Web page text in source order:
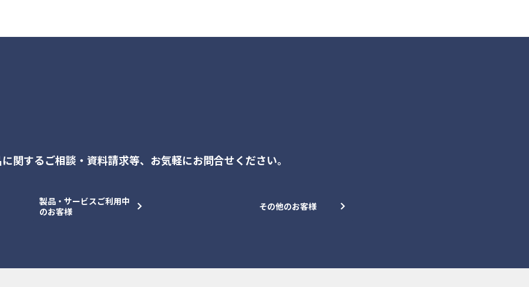
関するご相談・資料請求等、 お気軽にお問合せください。
製品・サービスご利用中
のお客様
その他のお客様